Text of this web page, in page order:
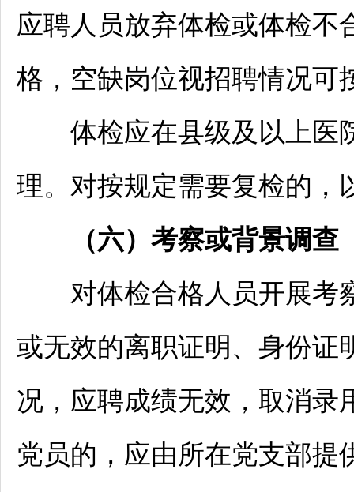
应聘人员放弃体检或体检不
格，空缺岗位视招聘情况可
体检应在县级及以上医
理。对按规定需要复检的，
（六）考察或背景调查
对体检合格人员开展考
或无效的离职证明、身份证
况，应聘成绩无效，取消录
党员的，应由所在党支部提